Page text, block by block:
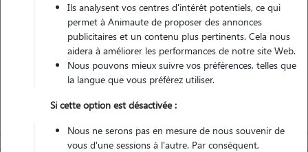
L'envoi d'une demande est sans engagement
Ils analysent vos centres d'intérêt potentiels, ce qui
permet à Animaute de proposer des annonces
publicitaires et un contenu plus pertinents. Cela nous
aidera à améliorer les performances de notre site Web.
Nous pouvons mieux suivre vos préférences, telles que
la langue que vous préférez utiliser.
Si cette option est désactivée :
Nous ne serons pas en mesure de nous souvenir de
vous d'une sessions à l'autre. Par conséquent,